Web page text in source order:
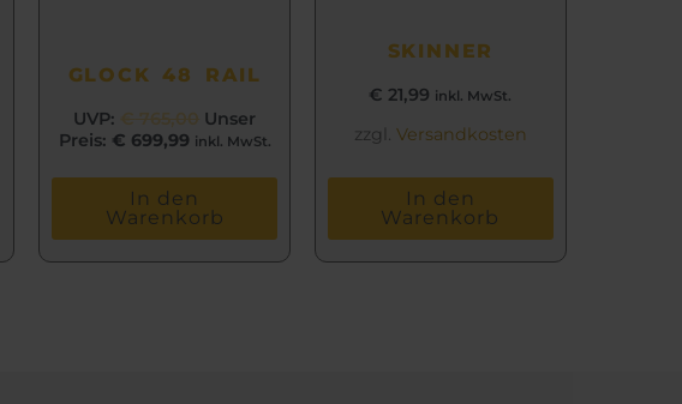
GLOCK 48 RAIL
UVP:
Unser
Preis: € 699,99 inkl. MwSt.
In den
Warenkorb
SKINNER
€ 21,99 inkl. MwSt.
zzgl. Versandkosten
In den
Warenkorb